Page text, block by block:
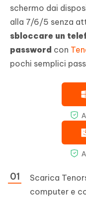
schermo dai
alla 7/6/5 senza
sbloccare un
password con
pochi semplici
Scarica
computer e